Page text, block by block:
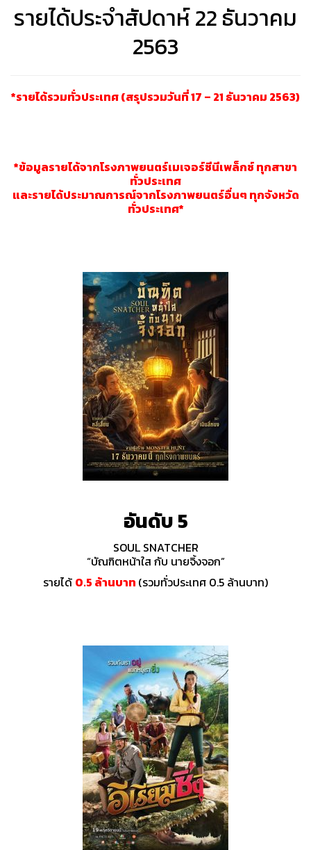
รายได้ประจำสัปดาห์ 22 ธันวาคม
2563
*รายได้รวมทั่วประเทศ (สรุปรวมวันที่ 17 – 21 ธันวาคม 2563)
*ข้อมูลรายได้จากโรงภาพยนตร์เมเจอร์ซีนีเพล็กซ์ ทุกสาขา
ทั่วประเทศ
และรายได้ประมาณการณ์จากโรงภาพยนตร์อื่นๆ ทุกจังหวัด
ทั่วประเทศ*
อันดับ 5
SOUL SNATCHER
“บัณฑิตหน้าใส กับ นายจิ้งจอก”
รายได้ 0.5 ล้านบาท (รวมทั่วประเทศ 0.5 ล้านบาท)